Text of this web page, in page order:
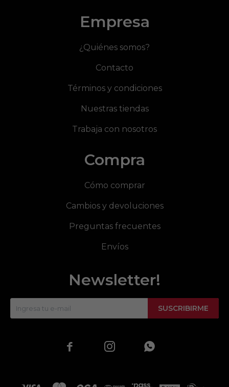
Empresa
¿Quiénes somos?
Contacto
Términos y condiciones
Nuestras tiendas
Trabaja con nosotros
Compra
Cómo comprar
Cambios y devoluciones
Preguntas frecuentes
Envíos
Newsletter!
SUSCRIBIRME
  